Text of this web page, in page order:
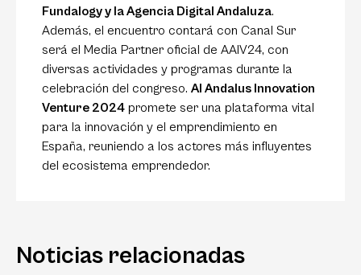
Fundalogy y la Agencia Digital Andaluza.
Además, el encuentro contará con Canal Sur
será el Media Partner oficial de AAIV24, con
diversas actividades y programas durante la
celebración del congreso. Al Andalus Innovation
Venture 2024 promete ser una plataforma vital
para la innovación y el emprendimiento en
España, reuniendo a los actores más influyentes
del ecosistema emprendedor.
Noticias relacionadas